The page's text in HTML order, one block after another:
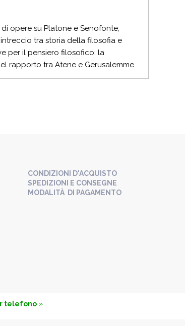
opere su Platone e Senofonte,
tra storia della filosofia e
per il pensiero filosofico: la
rapporto tra Atene e Gerusalemme.
CONDIZIONI D'ACQUISTO
SPEDIZIONI E CONSEGNE
MODALITÀ DI PAGAMENTO
telefono »